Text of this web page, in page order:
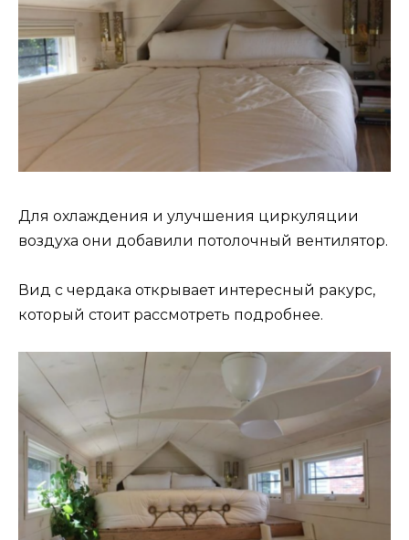
Для охлаждения и улучшения циркуляции
воздуха они добавили потолочный вентилятор.
Вид с чердака открывает интересный ракурс,
который стоит рассмотреть подробнее.